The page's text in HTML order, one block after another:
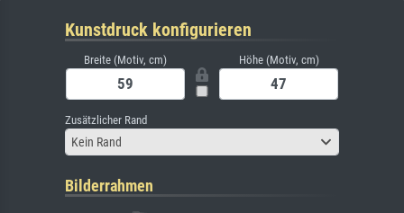
Kunstdruck konfigurieren
Breite (Motiv, cm) Höhe (Motiv, cm)
Zusätzlicher Rand
Kein Rand
Bilderrahmen